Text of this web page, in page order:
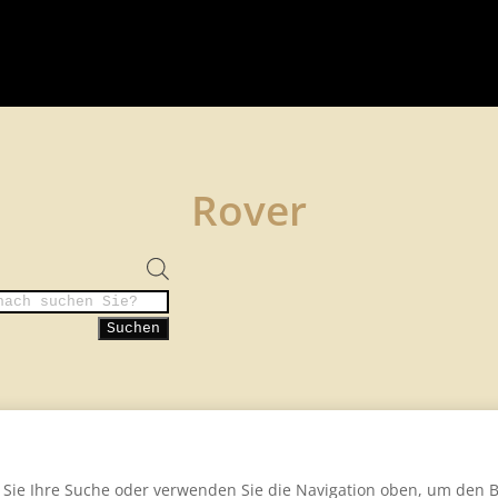
Rover
Suchen
Ihre Suche oder verwenden Sie die Navigation oben, um den